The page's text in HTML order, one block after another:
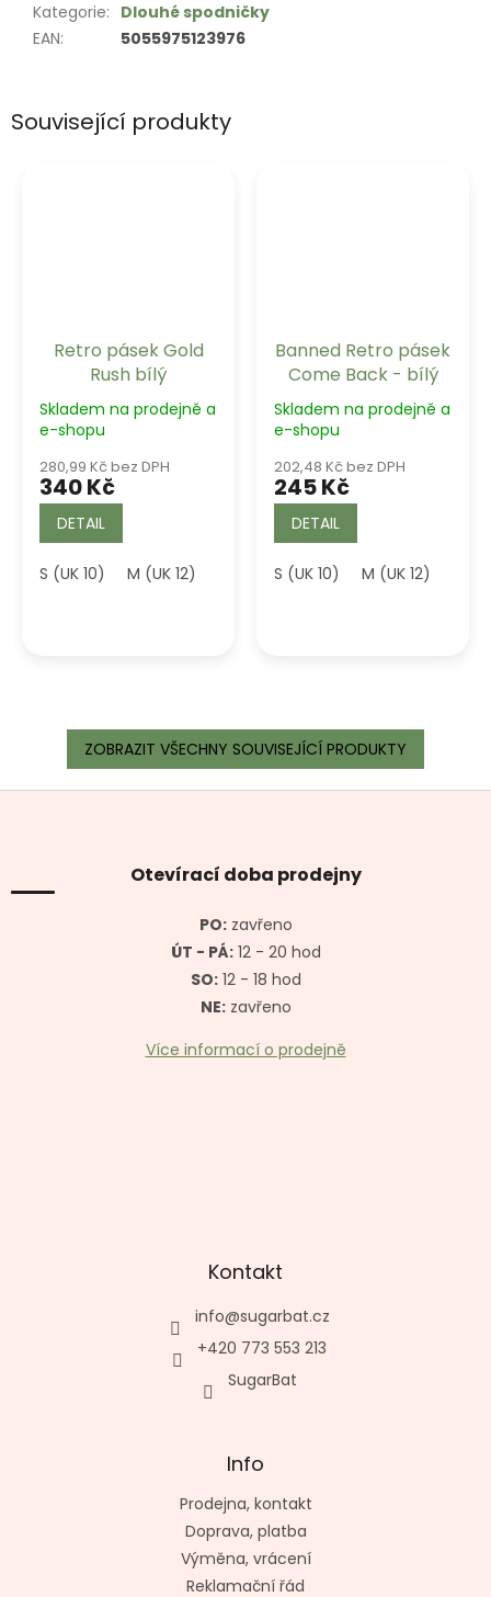
Související produkty
Retro pásek Gold
Rush bílý
Skladem na prodejně a
e-shopu
280,99 Kč bez DPH
340 Kč
DETAIL
S (UK 10) M (UK 12)
Banned Retro pásek
Come Back - bílý
Skladem na prodejně a
e-shopu
202,48 Kč bez DPH
245 Kč
DETAIL
S (UK 10) M (UK 12)
ZOBRAZIT VŠECHNY SOUVISEJÍCÍ PRODUKTY
Kategorie: Dlouhé spodničky
EAN: 5055975123976
Z
Otevírací doba prodejny
PO:zavřeno
ÚT - PÁ:12 - 20 hod
SO:12 - 18 hod
NE:zavřeno
Více informací o prodejně
Kontakt
info@sugarbat.cz
+420 773 553 213
SugarBat
Info
Prodejna, kontakt
Doprava, platba
Výměna, vrácení
Reklamační řád